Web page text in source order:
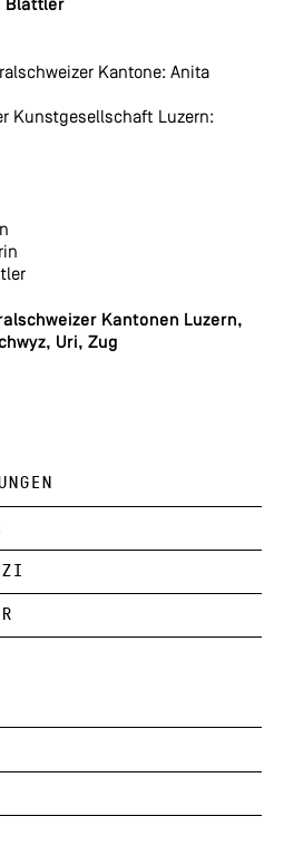
Blättler
Kantone: Anita
Kunstgesellschaft Luzern:
Kantonen Luzern,
Uri, Zug